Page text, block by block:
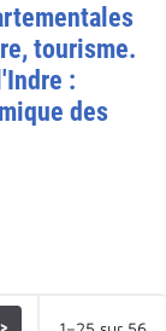
tourisme.
:
des